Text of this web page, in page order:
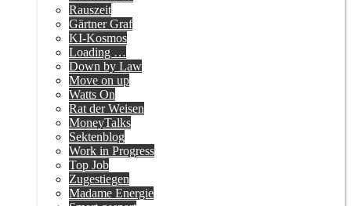
Rauszeit
Gärtner Graf
KI-Kosmos
Loading …
Down by Law
Move on up
Watts On
Rat der Weisen
MoneyTalks
Sektenblog
Work in Progress
Top Job
Zugestiegen
Madame Energie